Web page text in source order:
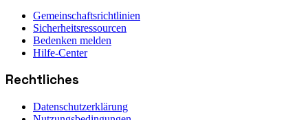
Gemeinschaftsrichtlinien
Sicherheitsressourcen
Bedenken melden
Hilfe-Center
Rechtliches
Datenschutzerklärung